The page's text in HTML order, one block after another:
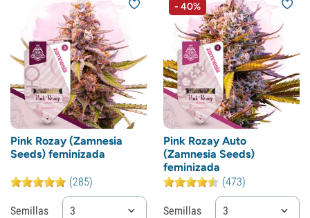
Pink Rozay (Zamnesia
Seeds) feminizada
(285)
Semillas 3
- 40%
Pink Rozay Auto
(Zamnesia Seeds)
feminizada
(473)
Semillas 3